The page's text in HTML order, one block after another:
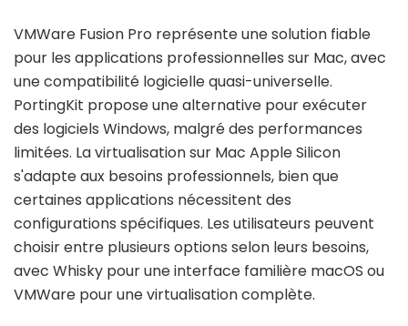
VMWare Fusion Pro représente une solution fiable
pour les applications professionnelles sur Mac, avec
une compatibilité logicielle quasi-universelle.
PortingKit propose une alternative pour exécuter
des logiciels Windows, malgré des performances
limitées. La virtualisation sur Mac Apple Silicon
s'adapte aux besoins professionnels, bien que
certaines applications nécessitent des
configurations spécifiques. Les utilisateurs peuvent
choisir entre plusieurs options selon leurs besoins,
avec Whisky pour une interface familière macOS ou
VMWare pour une virtualisation complète.